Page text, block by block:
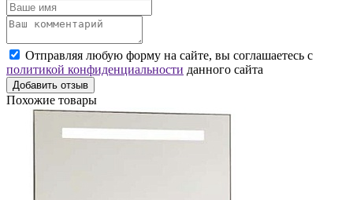
Отправляя любую форму на сайте, вы соглашаетесь с
политикой конфиденциальности данного сайта
Добавить отзыв
Похожие товары